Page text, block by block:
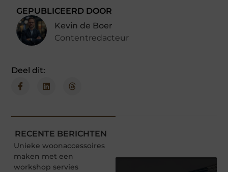
GEPUBLICEERD DOOR
Kevin de Boer
Contentredacteur
Deel dit:
RECENTE BERICHTEN
Unieke woonaccessoires
maken met een
workshop servies